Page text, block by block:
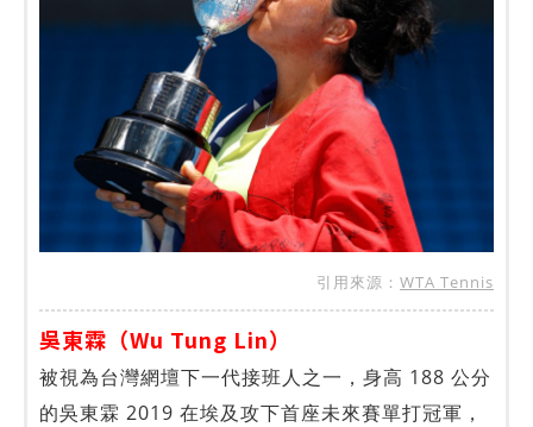
引用來源： WTA Tennis
吳東霖（Wu Tung Lin）
被視為台灣網壇下一代接班人之一，身高 188 公分
的吳東霖 2019 在埃及攻下首座未來賽單打冠軍，